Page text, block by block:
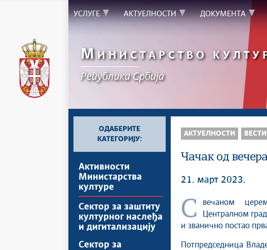
УСЛУГЕ АКТУЕЛНОСТИ ДОКУМЕНТА
М ИНИСТАРСТВО
Републикa Србијa
ОДАБЕРИТЕ
КАТЕГОРИЈУ:
Активности
Министарства
културе
Сектор за заштиту
културног наслеђа
и дигитализацију
Сектор за
АКТУЕЛНОСТИ ВЕСТИ
Чачак од
21. март 2023.
Свечаном церемонијом и мултимедијалним спектаклом на
Централном
и званично постао
Потпредседница